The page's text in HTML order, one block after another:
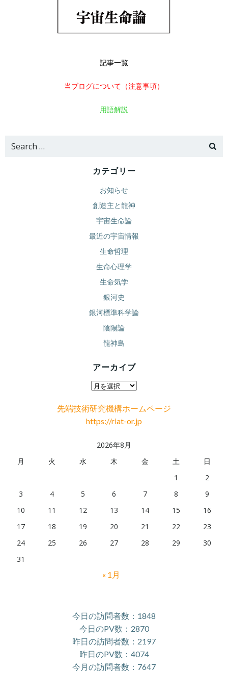
記事一覧
当ブログについて（注意事項）
用語解説
Search
カテゴリー
お知らせ
創造主と龍神
宇宙生命論
最近の宇宙情報
生命哲理
生命心理学
生命気学
銀河史
銀河標準科学論
陰陽論
龍神島
アーカイブ
ア
カ
イ
先端技術研究機構ホームページ
https://riat-or.jp
2026年8月
月
火 水 木 金 土
日
1
2
3
4 5 6 7 8
9
10
11 12 13 14 15
16
17
18 19 20 21 22
23
24
25 26 27 28 29
30
31
« 1月
今日の訪問者数：1848
今日のPV数：2870
昨日の訪問者数：2197
昨日のPV数：4074
今月の訪問者数：7647